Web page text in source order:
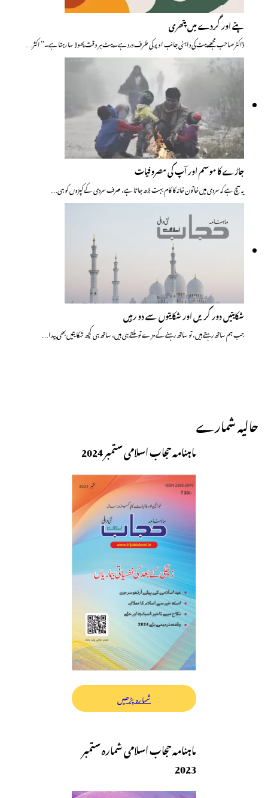
پتے اور گردے میں پتھری
ڈاکٹر صاحب مجھے پیٹ کی داہنی جانب اوپر کی طرف درد ہے۔ پیٹ ہر وقت پھولا سا رہتا ہے۔‘‘ اکثر…
جاڑے کا موسم اور آپ کی مصروفیات
یہ سچ ہے کہ سردی میں خاتون خانہ کا کام بہت بڑھ جاتا ہے، صرف سردی کے کپڑوں کو ہی…
شکایتیں دور کریں اور شکایتوں سے دو رہیں
جب ہم ساتھ رہتے ہیں، تو ساتھ رہنے کے مزے تو ملتے ہی ہیں، ساتھ ہی کچھ شکایتیں بھی پیدا…
حالیہ شمارے
ماہنامہ حجاب اسلامی ستمبر 2024
شمارہ پڑھیں
ماہنامہ حجاب اسلامی شمارہ ستمبر
2023